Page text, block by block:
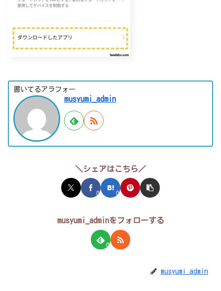
書いてるアラフォー
musyumi_admin
＼シェアはこちら／
0 0
musyumi_adminをフォローする
0
musyumi_admin